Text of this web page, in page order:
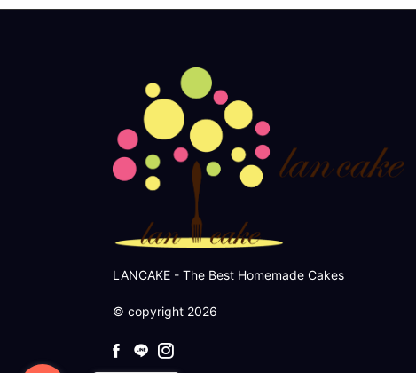
LANCAKE - The Best Homemade Cakes
© copyright 2026